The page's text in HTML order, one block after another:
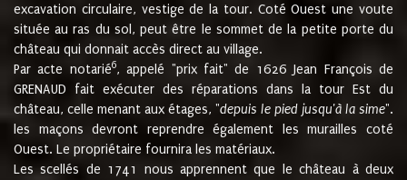
excavation circulaire, vestige de la tour. Coté Ouest une voute
située au ras du sol, peut être le sommet de la petite porte du
château qui donnait accès direct au village.
Par acte notarié6, appelé "prix fait" de 1626 Jean François de
GRENAUD fait exécuter des réparations dans la tour Est du
château, celle menant aux étages, "depuis le pied jusqu'à la sime".
les maçons devront reprendre également les murailles coté
Ouest. Le propriétaire fournira les matériaux.
Les scellés de 1741 nous apprennent que le château à deux